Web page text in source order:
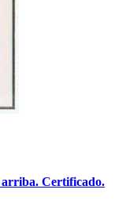
Certificado.